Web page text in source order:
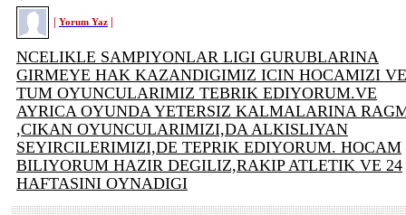
Yorum Yaz
NCELIKLE SAMPIYONLAR LIGI GURUBLARINA
GIRMEYE HAK KAZANDIGIMIZ ICIN HOCAMIZI VE
TUM OYUNCULARIMIZ TEBRIK EDIYORUM.VE
AYRICA OYUNDA YETERSIZ KALMALARINA
,CIKAN OYUNCULARIMIZI,DA ALKISLIYAN
SEYIRCILERIMIZI,DE TEPRIK EDIYORUM. HOCAM
BILIYORUM HAZIR DEGILIZ,RAKIP ATLETIK VE 24
HAFTASINI OYNADIGI